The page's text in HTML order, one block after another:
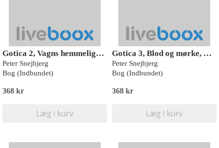
Gotica 2, Vagns hemmelighed, Rød Læseklub
Peter Snejbjerg
Bog (Indbundet)
368 kr
Læg i kurv
Gotica 3, Blod og mørke, Rød Læseklub
Peter Snejbjerg
Bog (Indbundet)
368 kr
Læg i kurv